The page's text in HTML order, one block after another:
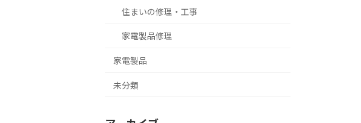
住まいの修理・工事
家電製品修理
家電製品
未分類